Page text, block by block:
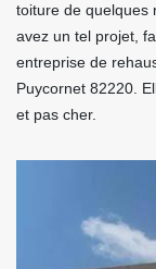
toiture de quelques
avez un tel projet,
entreprise de
Puycornet 82220.
et pas cher.